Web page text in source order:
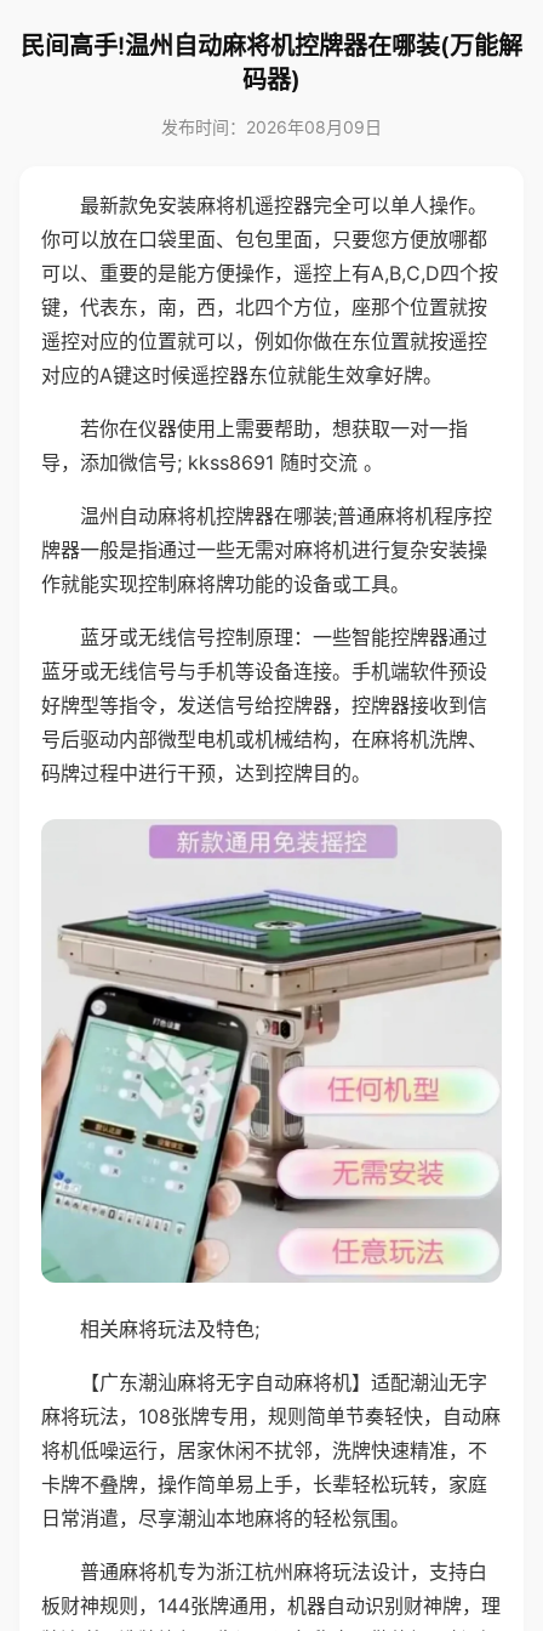
民间高手!温州自动麻将机控牌器在哪装(万能解
码器)
发布时间：2026年08月09日
最新款免安装麻将机遥控器完全可以单人操作。
你可以放在口袋里面、包包里面，只要您方便放哪都
可以、重要的是能方便操作，遥控上有A,B,C,D四个按
键，代表东，南，西，北四个方位，座那个位置就按
遥控对应的位置就可以，例如你做在东位置就按遥控
对应的A键这时候遥控器东位就能生效拿好牌。
若你在仪器使用上需要帮助，想获取一对一指
导，添加微信号; kkss8691 随时交流 。
温州自动麻将机控牌器在哪装;普通麻将机程序控
牌器一般是指通过一些无需对麻将机进行复杂安装操
作就能实现控制麻将牌功能的设备或工具。
蓝牙或无线信号控制原理：一些智能控牌器通过
蓝牙或无线信号与手机等设备连接。手机端软件预设
好牌型等指令，发送信号给控牌器，控牌器接收到信
号后驱动内部微型电机或机械结构，在麻将机洗牌、
码牌过程中进行干预，达到控牌目的。
相关麻将玩法及特色;
【广东潮汕麻将无字自动麻将机】适配潮汕无字
麻将玩法，108张牌专用，规则简单节奏轻快，自动麻
将机低噪运行，居家休闲不扰邻，洗牌快速精准，不
卡牌不叠牌，操作简单易上手，长辈轻松玩转，家庭
日常消遣，尽享潮汕本地麻将的轻松氛围。
普通麻将机专为浙江杭州麻将玩法设计，支持白
板财神规则，144张牌通用，机器自动识别财神牌，理